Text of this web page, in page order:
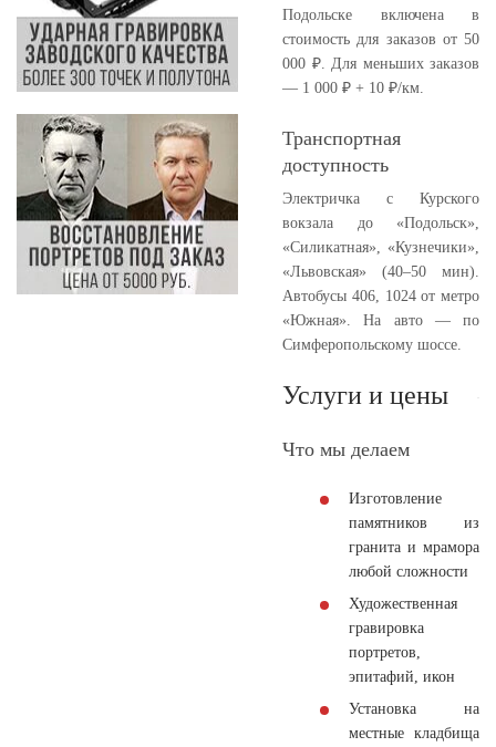
Подольске включена в
стоимость для заказов от 50
000 ₽. Для меньших заказов
— 1 000 ₽ + 10 ₽/км.
Транспортная
доступность
Электричка с Курского
вокзала до «Подольск»,
«Силикатная», «Кузнечики»,
«Львовская» (40–50 мин).
Автобусы 406, 1024 от метро
«Южная». На авто — по
Симферопольскому шоссе.
Услуги и цены
Что мы делаем
Изготовление
памятников из
гранита и мрамора
любой сложности
Художественная
гравировка
портретов,
эпитафий, икон
Установка на
местные кладбища